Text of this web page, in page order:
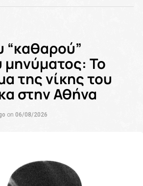
“καθαρού”
μηνύματος: Το
της νίκης του
στην Αθήνα
on 06/08/2026